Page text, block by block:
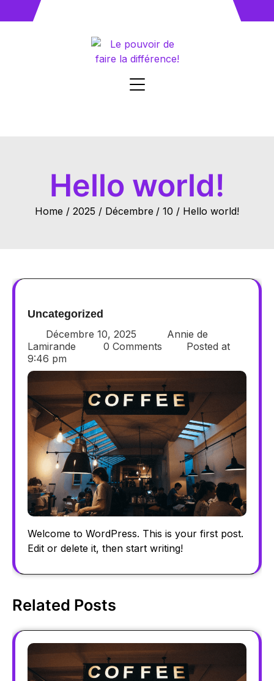
to
Hello world!
Home 2025 Décembre 10 Hello world!
Uncategorized
Décembre 10, 2025
Annie de
Lamirande
0 Comments
Posted at
9:46 pm
Welcome to WordPress. This is your first post.
Edit or delete it, then start writing!
Related Posts